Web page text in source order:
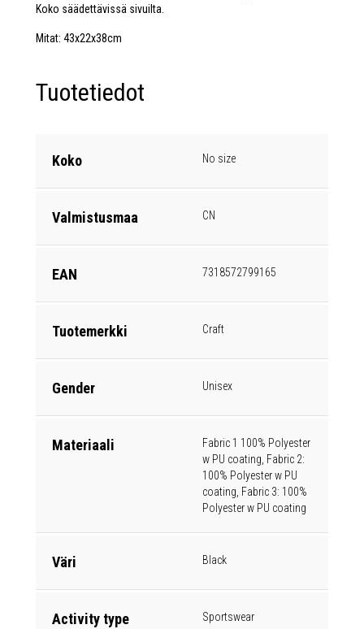
Koko säädettävissä sivuilta.
Mitat: 43x22x38cm
Tuotetiedot
Koko No size
Valmistusmaa CN
EAN 7318572799165
Tuotemerkki Craft
Gender Unisex
Materiaali
Fabric 1 100% Polyester
w PU coating, Fabric 2:
100% Polyester w PU
coating, Fabric 3: 100%
Polyester w PU coating
Väri Black
Activity type Sportswear